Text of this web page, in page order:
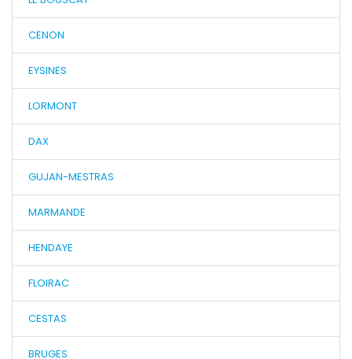
CENON
EYSINES
LORMONT
DAX
GUJAN-MESTRAS
MARMANDE
HENDAYE
FLOIRAC
CESTAS
BRUGES